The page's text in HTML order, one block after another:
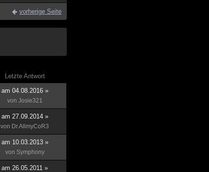
vorherige Seite
Letzte Antwort
am 04.08.2016 »
von Josie321
am 27.09.2014 »
von Dr.AllmyCoR3
am 10.03.2013 »
von Symphony
am 26.05.2011 »